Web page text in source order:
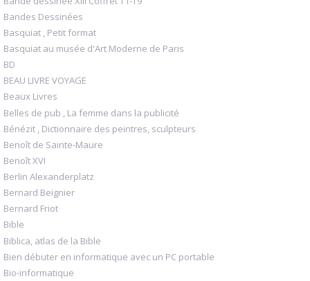
Bandes Dessinées
Basquiat , Petit format
Basquiat au musée d'Art Moderne de Paris
BD
BEAU LIVRE VOYAGE
Beaux Livres
Belles de pub , La femme dans la publicité
Bénézit , Dictionnaire des peintres, sculpteurs
Benoît de Sainte-Maure
Benoît XVI
Berlin Alexanderplatz
Bernard Beignier
Bernard Friot
Bible
Biblica, atlas de la Bible
Bien débuter en informatique avec un PC portable
Bio-informatique